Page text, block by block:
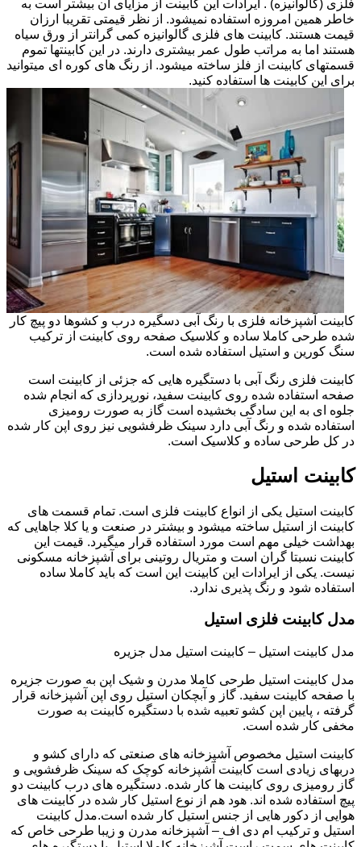
فلزی (گالوانیزه) . ایرادات این کابینت از مزایای آن بیشتر است به
خاطر همین امروزه استفاده نمیشود. از نظر قیمتی تقریبا ارزان
قیمت هستند. کابینت های فلزی گالوانیزه کمی گرانتر از ورق سیاه
هستند اما به مراتب طول عمر بیشتری دارند. در این کابینتها تموم
قسمتهای کابینت از فلز ساخته میشود. از رنگ های کوره ای میتوانید
برای این کابینت ها استفاده کنید.
کابینت آشپزخانه فلزی با رنگ آبی دسگیره درب و کشوها دو پیچ کار
شده طرحی کاملا ساده و کلاسیک صفحه روی کابینت از ترکیب
سنگ کورین و استیل استفاده شده است.
کابینت فلزی رنگ آبی با دستگیره هایی که جزئی از کابینت است
صفحه استفاده شده روی کابینت سفید، نورپردازی که انجام شده
جلوه ای به این سادگی بخشیده است گاز به صورت رومیزی
استفاده شده و رنگ آبی دارد سینک ظرفشویی نیز روی اپن کار شده
در کل طرحی ساده و کلاسیک است.
کابینت استیل
کابینت استیل یکی از انواع کابینت فلزی است. تمام قسمت های
کابینت از استیل ساخته میشود و بیشتر در صنعت و یا کلا جاهایی که
بهداشت خیلی مهم است مورد استفاده قرار میگیرد. قیمت این
کابینت نسبتا گران است و متریال روتینی برای آشپزخانه مسکونی
نیست. یکی از ایرادات این کابینت این است که باید کاملا ساده
استفاده شود و رنگ پذیری ندارد.
مدل کابینت فلزی استیل
مدل کابینت استیل – کابینت استیل مدل جزیره
مدل کابینت استیل طرحی کاملا مدرن و شیک اپن به صورت جزیره
با صفحه کابینت سفید. گاز و آبچکان استیل روی اپن آشپزخانه قرار
گرفته ، پایین اپن کشو تعبیه شده با دستگیره کابینت به صورت
مخفی کار شده است.
کابینت استیل مخصوص آشپزخانه های صنعتی که دارای کشو و
دربهای زیادی است کابینت آشپزخانه کوچک که سینک ظرفشویی و
گاز رومیزی روی کابینت ها کار شده. دستگیره های درب کابینت دو
پیچ استفاده شده اند. هود هم از نوع استیل کار شده در کابینت های
هوایی از دکور هایی از جنس استیل کار شده است.مدل کابینت
استیل و ترکیب ام دی اف – آشپزخانه مدرن و زیبا طرحی خاص که